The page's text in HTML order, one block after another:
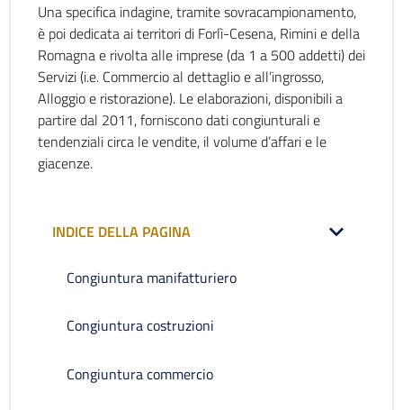
Una specifica indagine, tramite sovracampionamento,
è poi dedicata ai territori di Forlì-Cesena, Rimini e della
Romagna e rivolta alle imprese (da 1 a 500 addetti) dei
Servizi (i.e. Commercio al dettaglio e all’ingrosso,
Alloggio e ristorazione). Le elaborazioni, disponibili a
partire dal 2011, forniscono dati congiunturali e
tendenziali circa le vendite, il volume d’affari e le
giacenze.
INDICE DELLA PAGINA
Congiuntura manifatturiero
Congiuntura costruzioni
Congiuntura commercio